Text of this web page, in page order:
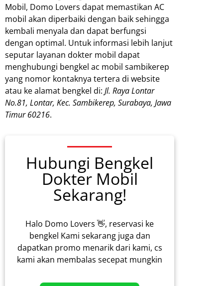
Mobil, Domo Lovers dapat memastikan AC
mobil akan diperbaiki dengan baik sehingga
kembali menyala dan dapat berfungsi
dengan optimal. Untuk informasi lebih lanjut
seputar layanan dokter mobil dapat
menghubungi bengkel ac mobil sambikerep
yang nomor kontaknya tertera di website
atau ke alamat bengkel di: Jl. Raya Lontar
No.81, Lontar, Kec. Sambikerep, Surabaya, Jawa
Timur 60216.
Hubungi Bengkel
Dokter Mobil
Sekarang!
Halo Domo Lovers 👋, reservasi ke
bengkel Kami sekarang juga dan
dapatkan promo menarik dari kami, cs
kami akan membalas secepat mungkin